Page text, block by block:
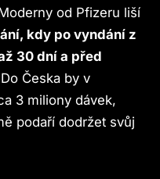
od Pfizeru liší
kdy po vyndání z
30 dní a před
Česka by v
3 miliony dávek,
podaří dodržet svůj